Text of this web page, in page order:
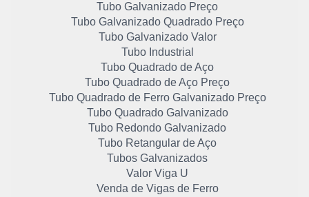
Tubo Galvanizado Preço
Tubo Galvanizado Quadrado Preço
Tubo Galvanizado Valor
Tubo Industrial
Tubo Quadrado de Aço
Tubo Quadrado de Aço Preço
Tubo Quadrado de Ferro Galvanizado Preço
Tubo Quadrado Galvanizado
Tubo Redondo Galvanizado
Tubo Retangular de Aço
Tubos Galvanizados
Valor Viga U
Venda de Vigas de Ferro